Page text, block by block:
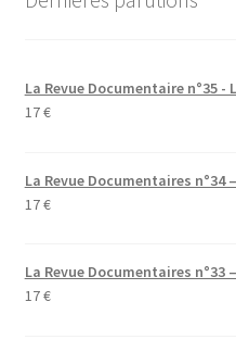
La Revue Documentaire n°35 -
17€
La Revue Documentaires n°34
17€
La Revue Documentaires n°33
17€